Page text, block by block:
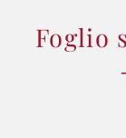
Foglio